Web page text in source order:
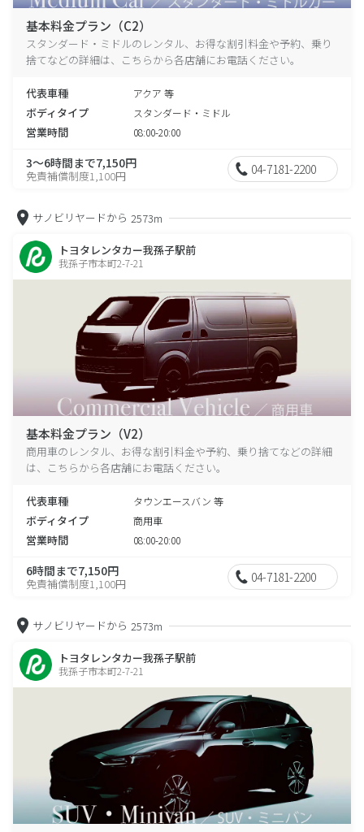
基本料金プラン（C2）
スタンダード・ミドルのレンタル、お得な割引料金や予約、乗り
捨てなどの詳細は、こちらから各店舗にお電話ください。
代表車種 アクア 等
ボディタイプ スタンダード・ミドル
営業時間 08:00-20:00
3～6時間まで7,150円
免責補償制度1,100円 04-7181-2200
サノビリヤードから 2573m
トヨタレンタカー我孫子駅前
我孫子市本町2-7-21
基本料金プラン（V2）
商用車のレンタル、お得な割引料金や予約、乗り捨てなどの詳細
は、こちらから各店舗にお電話ください。
代表車種 タウンエースバン 等
ボディタイプ 商用車
営業時間 08:00-20:00
6時間まで7,150円
免責補償制度1,100円 04-7181-2200
サノビリヤードから 2573m
トヨタレンタカー我孫子駅前
我孫子市本町2-7-21